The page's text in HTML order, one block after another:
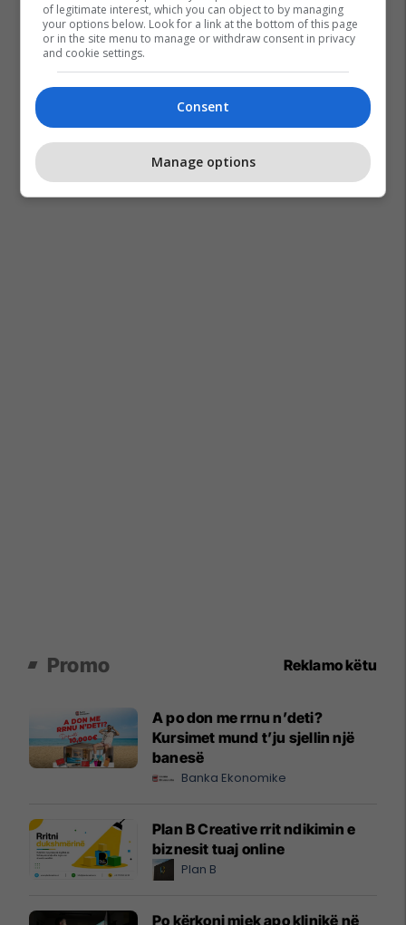
India Virusi Nipah
Promo Reklamo këtu
A po don me rrnu n’deti?
Kursimet mund t’ju sjellin një
banesë
Banka Ekonomike
Plan B Creative rrit ndikimin e
biznesit tuaj online
Plan B
Po kërkoni mjek apo klinikë në
of legitimate interest, which you can object to by managing
your options below. Look for a link at the bottom of this page
or in the site menu to manage or withdraw consent in privacy
and cookie settings.
Consent
Manage options